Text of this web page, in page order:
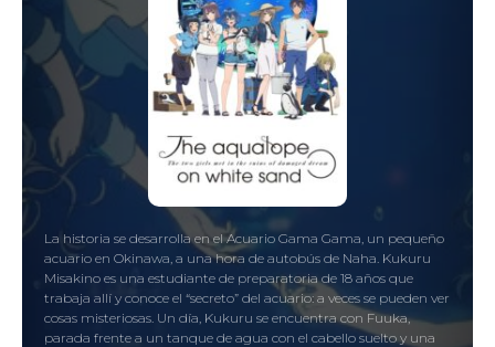
La historia se desarrolla en el Acuario Gama Gama, un pequeño
acuario en Okinawa, a una hora de autobús de Naha. Kukuru
Misakino es una estudiante de preparatoria de 18 años que
trabaja allí y conoce el “secreto” del acuario: a veces se pueden ver
cosas misteriosas. Un día, Kukuru se encuentra con Fuuka,
parada frente a un tanque de agua con el cabello suelto y una